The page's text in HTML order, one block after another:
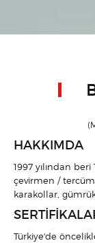
HAKKIMDA
1997 yılından
çevirmen /
karakollar, gümrük
Türkiye'de